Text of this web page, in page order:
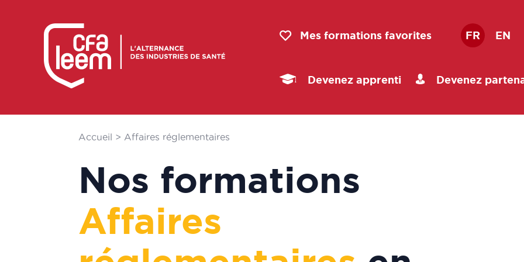
Mes formations favorites FR EN
Devenez apprenti Devenez
Accueil > Affaires réglementaires
Nos formations
Affaires